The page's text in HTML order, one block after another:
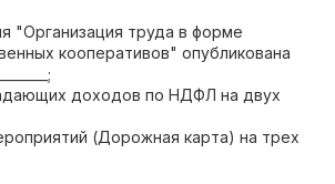
"Организация труда в форме
кооперативов" опубликована
доходов по НДФЛ на двух
(Дорожная карта) на трех